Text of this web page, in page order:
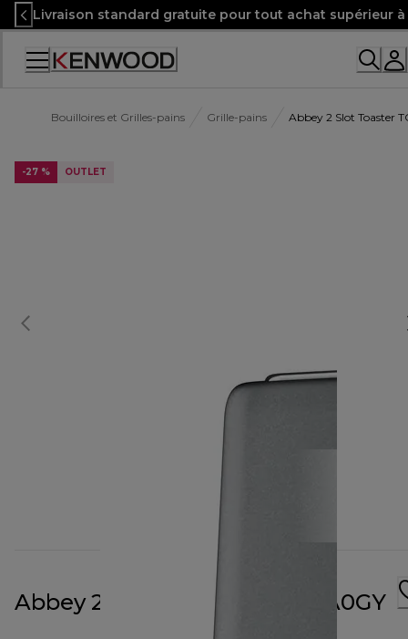
Skip
to
Content
Livraison standard gratuite pour tout achat supérieur
Bouilloires et Grilles-pains Grille-pains Abbey 2 Slot Toaster
-27 % OUTLET
Abbey 2 Slot Toaster TCP05.A0GY